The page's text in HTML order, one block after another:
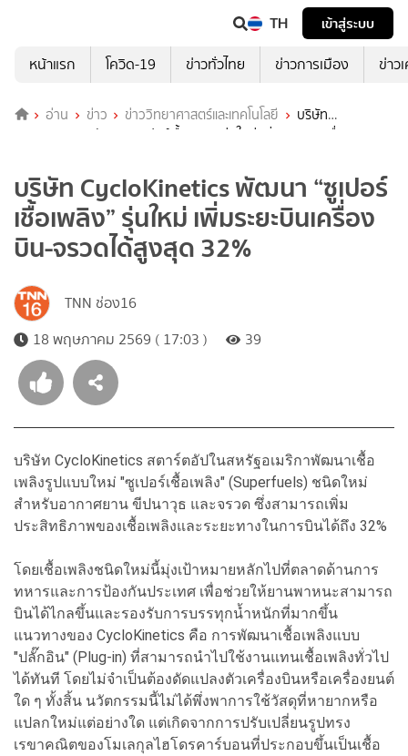
TH
เข้าสู่ระบบ
หน้าแรก
โควิด-19 ข่าวทั่วไทย ข่าวการเมือง ข่าว
อ่าน ข่าว ข่าววิทยาศาสตร์และเทคโนโลยี
บริษัท
CycloKinetics พัฒนา “ซูเปอร์เชื้อเพลิง” รุ่นใหม่ เพิ่มระยะบินเครื่องบิน-
บริษัท CycloKinetics พัฒนา “ซูเปอร์
เชื้อเพลิง” รุ่นใหม่ เพิ่มระยะบินเครื่อง
บิน-จรวดได้สูงสุด 32%
TNN ช่อง16
18 พฤษภาคม 2569 ( 17:03 )
39
บริษัท CycloKinetics สตาร์ตอัปในสหรัฐอเมริกาพัฒนาเชื้อ
เพลิงรูปแบบใหม่ "ซูเปอร์เชื้อเพลิง" (Superfuels) ชนิดใหม่
สำหรับอากาศยาน ขีปนาวุธ และจรวด ซึ่งสามารถเพิ่ม
ประสิทธิภาพของเชื้อเพลิงและระยะทางในการบินได้ถึง 32%
โดยเชื้อเพลิงชนิดใหม่นี้มุ่งเป้าหมายหลักไปที่ตลาดด้านการ
ทหารและการป้องกันประเทศ เพื่อช่วยให้ยานพาหนะสามารถ
บินได้ไกลขึ้นและรองรับการบรรทุกน้ำหนักที่มากขึ้น
แนวทางของ CycloKinetics คือ การพัฒนาเชื้อเพลิงแบบ
"ปลั๊กอิน" (Plug-in) ที่สามารถนำไปใช้งานแทนเชื้อเพลิงทั่วไป
ได้ทันที โดยไม่จำเป็นต้องดัดแปลงตัวเครื่องบินหรือเครื่องยนต์
ใด ๆ ทั้งสิ้น นวัตกรรมนี้ไม่ได้พึ่งพาการใช้วัสดุที่หายากหรือ
แปลกใหม่แต่อย่างใด แต่เกิดจากการปรับเปลี่ยนรูปทรง
เรขาคณิตของโมเลกุลไฮโดรคาร์บอนที่ประกอบขึ้นเป็นเชื้อ